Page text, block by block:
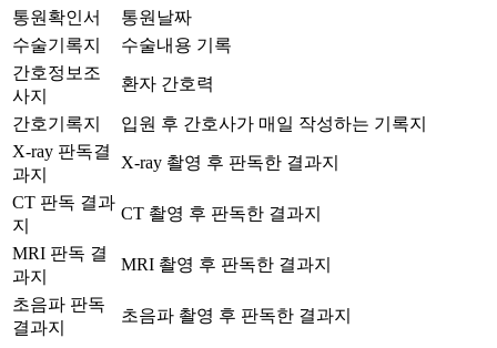
통원확인서
통원날짜
수술기록지
수술내용 기록
간호정보조
사지
환자 간호력
간호기록지
입원 후 간호사가 매일 작성하는 기록지
X-ray 판독결
과지
X-ray 촬영 후 판독한 결과지
CT 판독 결과
지
CT 촬영 후 판독한 결과지
MRI 판독 결
과지
MRI 촬영 후 판독한 결과지
초음파 판독
결과지
초음파 촬영 후 판독한 결과지